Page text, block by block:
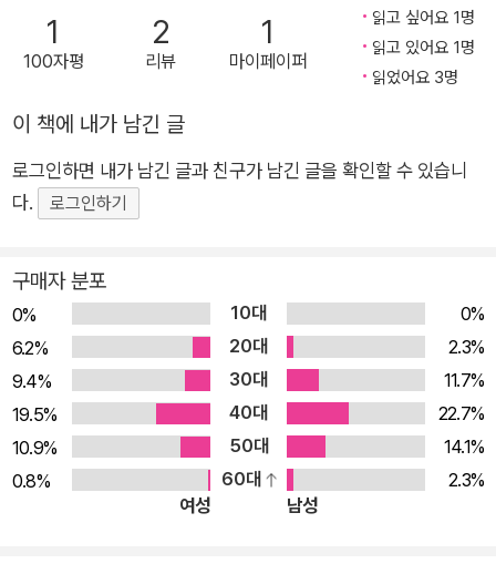
딩은 회의나 강연 내용을 실시간에 가시화하는 기법으로, 생각을
공유하거나 문제를 발견하는 등, 커뮤니케이션 활성화에 도움 됩
니다. 예를 들어 머릿속의 아이디어를 말로 하기 어려울 때, 한 장
의 그림으로 표현하면 복잡했던 생각도 쉽게 전달할 수 있습니다.
회의가 좀처럼 진전되지 않더라도 문제가 명확해져 진행하기 쉬
워지죠. 배경지식이나 경험이 서로 다른 사람이라도 그림과 도식
이라는 공통 언어로 대화하면 협업이 한결 더 활발해집니다. 이
합니다. 종이와 펜, 아이패드나 갤럭시탭을 꺼내서 직접 따라하며
그려보세요! 그래픽 레코딩이라는 숨어있던 블루 오션을 찾아서
준비한 책은 그래픽 레코딩(Graphic Recording) 입문서입니
다. 아이디어를 스케치하거나, 자신의 이야기를 그림으로 표현하
기도 하고, 다른 사람의 강연을 요약, 정리하기도 하죠. 심지어 프
로젝트를 소개하는 홍보 자료로 활용되기도 합니다. 그래픽 레코
딩을 한마디로 설명하면 ‘말과 생각을 그림으로 기록하고 공유하
는 방법’ 정도가 되겠네요. 마침 그래픽 레코딩에 관한 Q&A가 잘
1
100자평
2
리뷰
1
마이페이퍼
읽고 싶어요 1명
읽고 있어요 1명
읽었어요 3명
이 책에 내가 남긴 글
로그인하면 내가 남긴 글과 친구가 남긴 글을 확인할 수 있습니
다.
로그인하기
구매자 분포
0% 10대
0%
6.2%
20대
2.3%
9.4%
30대
11.7%
19.5%
40대
22.7%
10.9%
50대
14.1%
0.8%
60대
2.3%
여성
남성